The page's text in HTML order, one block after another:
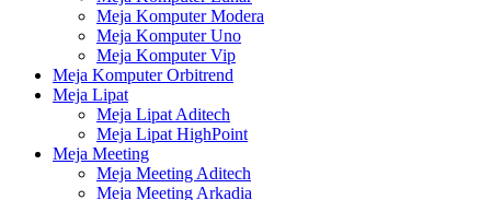
Meja Komputer Modera
Meja Komputer Uno
Meja Komputer Vip
Meja Komputer Orbitrend
Meja Lipat
Meja Lipat Aditech
Meja Lipat HighPoint
Meja Meeting
Meja Meeting Aditech
Meja Meeting Arkadia